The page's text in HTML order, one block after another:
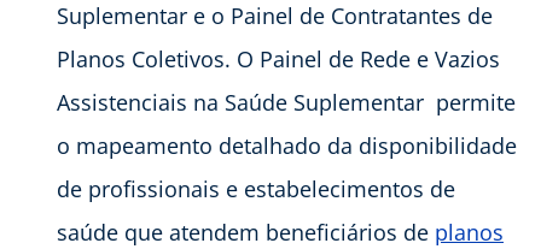
Suplementar e o Painel de Contratantes de
Planos Coletivos. O Painel de Rede e Vazios
Assistenciais na Saúde Suplementar permite
o mapeamento detalhado da disponibilidade
de profissionais e estabelecimentos de
saúde que atendem beneficiários de planos